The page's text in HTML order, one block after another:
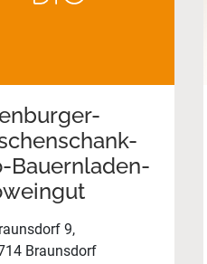
Bauernladen-
9,
Braunsdorf